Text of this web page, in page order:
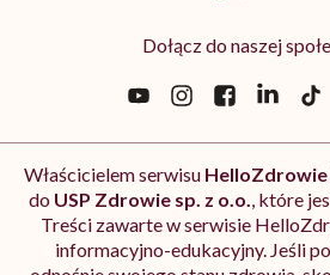
Dołącz do naszej
Właścicielem serwisu HelloZdrowie
do USP Zdrowie sp. z o.o., które
Treści zawarte w serwisie
informacyjno-edukacyjny. Jeśli